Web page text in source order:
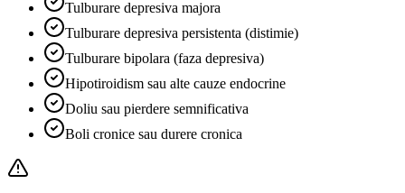
Tulburare depresiva majora
Tulburare depresiva persistenta (distimie)
Tulburare bipolara (faza depresiva)
Hipotiroidism sau alte cauze endocrine
Doliu sau pierdere semnificativa
Boli cronice sau durere cronica